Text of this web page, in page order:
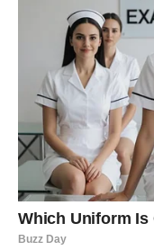
otvoriti nova vrata.
LJUBAV –
ISTINU
Kada je ljubav u
vidjeti šta želite.
Ako ste slobodni,
će vas odmah